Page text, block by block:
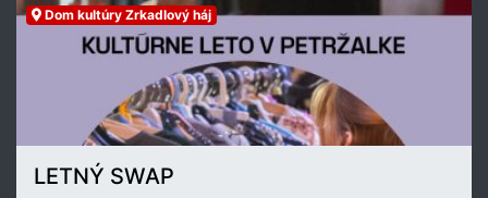
Dom kultúry Zrkadlový háj
LETNÝ SWAP